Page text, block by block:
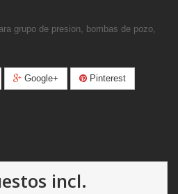
grupo de presion, bombas de pozo,
Google+ Pinterest
incl.